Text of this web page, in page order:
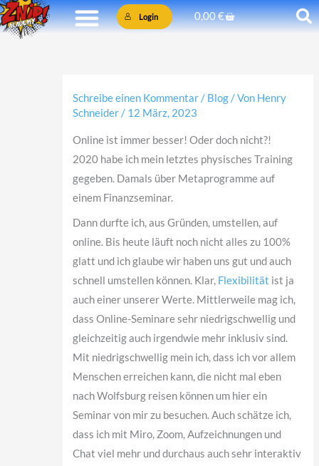
Zum
Inhalt
Login 0,00€Warenkorb
Schreibe einen Kommentar / Blog / Von Henry
Schneider / 12 März, 2023
Online ist immer besser! Oder doch nicht?!
2020 habe ich mein letztes physisches Training
gegeben. Damals über Metaprogramme auf
einem Finanzseminar.
Dann durfte ich, aus Gründen, umstellen, auf
online. Bis heute läuft noch nicht alles zu 100%
glatt und ich glaube wir haben uns gut und auch
schnell umstellen können. Klar, Flexibilität ist ja
auch einer unserer Werte. Mittlerweile mag ich,
dass Online-Seminare sehr niedrigschwellig und
gleichzeitig auch irgendwie mehr inklusiv sind.
Mit niedrigschwellig mein ich, dass ich vor allem
Menschen erreichen kann, die nicht mal eben
nach Wolfsburg reisen können um hier ein
Seminar von mir zu besuchen. Auch schätze ich,
dass ich mit Miro, Zoom, Aufzeichnungen und
Chat viel mehr und durchaus auch sehr interaktiv